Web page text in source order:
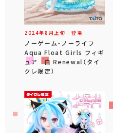
2024年8 月 上旬 登場
ノーゲーム・ノーライフ
Aqua Float Girls フィギ
ュア 白 Renewal（タイ
クレ限定）